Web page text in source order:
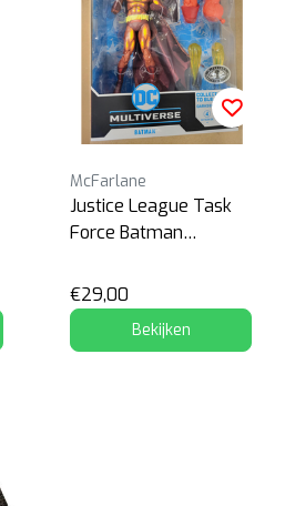
McFarlane
Justice League Task
Force Batman
€29,00
Bekijken